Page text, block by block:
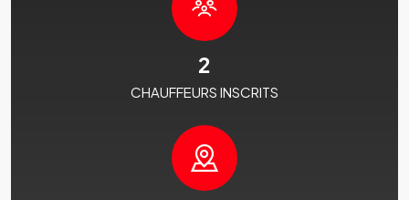
2
CHAUFFEURS INSCRITS